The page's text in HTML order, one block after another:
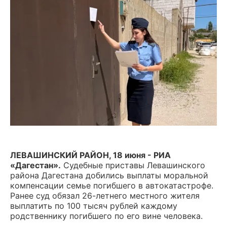
ЛЕВАШИНСКИЙ РАЙОН, 18 июня - РИА
«Дагестан». Судебные приставы Левашинского
района Дагестана добились выплаты моральной
компенсации семье погибшего в автокатастрофе.
Ранее суд обязал 26-летнего местного жителя
выплатить по 100 тысяч рублей каждому
родственнику погибшего по его вине человека.